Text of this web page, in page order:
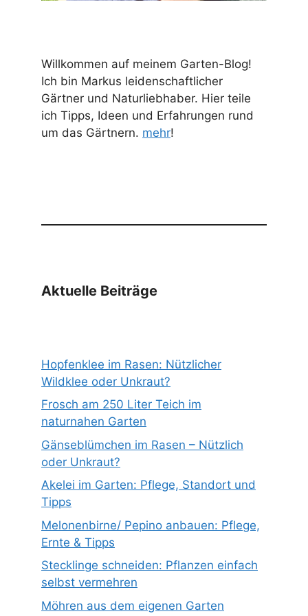
Willkommen auf meinem Garten-Blog!
Ich bin Markus leidenschaftlicher
Gärtner und Naturliebhaber. Hier teile
ich Tipps, Ideen und Erfahrungen rund
um das Gärtnern. mehr!
Aktuelle Beiträge
Hopfenklee im Rasen: Nützlicher
Wildklee oder Unkraut?
Frosch am 250 Liter Teich im
naturnahen Garten
Gänseblümchen im Rasen – Nützlich
oder Unkraut?
Akelei im Garten: Pflege, Standort und
Tipps
Melonenbirne/ Pepino anbauen: Pflege,
Ernte & Tipps
Stecklinge schneiden: Pflanzen einfach
selbst vermehren
Möhren aus dem eigenen Garten